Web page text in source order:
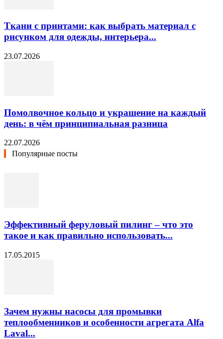
Ткани с принтами: как выбрать материал с
рисунком для одежды, интерьера...
23.07.2026
Помолвочное кольцо и украшение на каждый
день: в чём принципиальная разница
22.07.2026
Популярные посты
Эффективный феруловый пилинг – что это
такое и как правильно использовать...
17.05.2015
Зачем нужны насосы для промывки
теплообменников и особенности агрегата Alfa
Laval...